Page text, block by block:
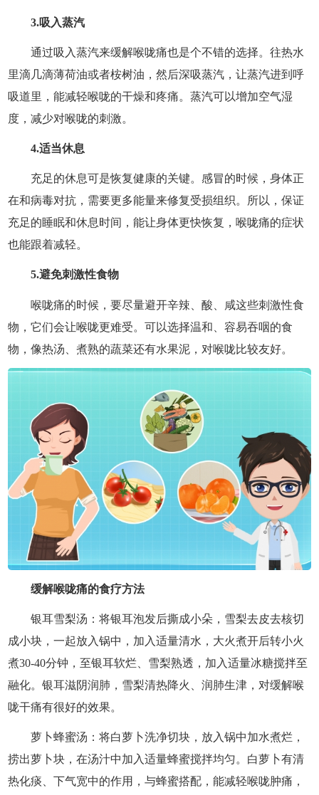
3.吸入蒸汽
通过吸入蒸汽来缓解喉咙痛也是个不错的选择。往热水
里滴几滴薄荷油或者桉树油，然后深吸蒸汽，让蒸汽进到呼
吸道里，能减轻喉咙的干燥和疼痛。蒸汽可以增加空气湿
度，减少对喉咙的刺激。
4.适当休息
充足的休息可是恢复健康的关键。感冒的时候，身体正
在和病毒对抗，需要更多能量来修复受损组织。所以，保证
充足的睡眠和休息时间，能让身体更快恢复，喉咙痛的症状
也能跟着减轻。
5.避免刺激性食物
喉咙痛的时候，要尽量避开辛辣、酸、咸这些刺激性食
物，它们会让喉咙更难受。可以选择温和、容易吞咽的食
物，像热汤、煮熟的蔬菜还有水果泥，对喉咙比较友好。
缓解喉咙痛的食疗方法
银耳雪梨汤：将银耳泡发后撕成小朵，雪梨去皮去核切
成小块，一起放入锅中，加入适量清水，大火煮开后转小火
煮30-40分钟，至银耳软烂、雪梨熟透，加入适量冰糖搅拌至
融化。银耳滋阴润肺，雪梨清热降火、润肺生津，对缓解喉
咙干痛有很好的效果。
萝卜蜂蜜汤：将白萝卜洗净切块，放入锅中加水煮烂，
捞出萝卜块，在汤汁中加入适量蜂蜜搅拌均匀。白萝卜有清
热化痰、下气宽中的作用，与蜂蜜搭配，能减轻喉咙肿痛，